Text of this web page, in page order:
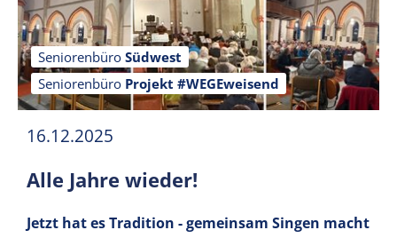
Seniorenbüro Südwest
Seniorenbüro Projekt #WEGEweisend
16.12.2025
Alle Jahre wieder!
Jetzt hat es Tradition - gemeinsam Singen macht